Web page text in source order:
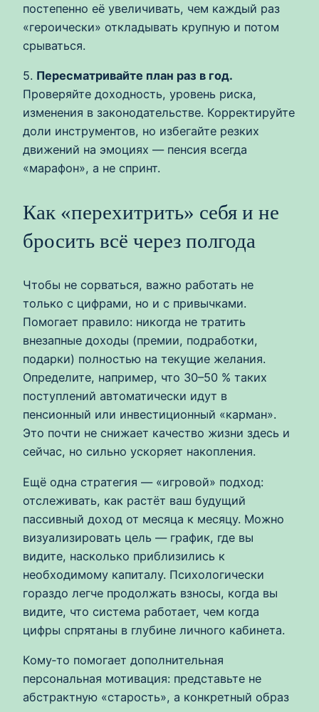
постепенно её увеличивать, чем каждый раз
«героически» откладывать крупную и потом
срываться.
5. Пересматривайте план раз в год.
Проверяйте доходность, уровень риска,
изменения в законодательстве. Корректируйте
доли инструментов, но избегайте резких
движений на эмоциях — пенсия всегда
«марафон», а не спринт.
Как «перехитрить» себя и не
бросить всё через полгода
Чтобы не сорваться, важно работать не
только с цифрами, но и с привычками.
Помогает правило: никогда не тратить
внезапные доходы (премии, подработки,
подарки) полностью на текущие желания.
Определите, например, что 30–50 % таких
поступлений автоматически идут в
пенсионный или инвестиционный «карман».
Это почти не снижает качество жизни здесь и
сейчас, но сильно ускоряет накопления.
Ещё одна стратегия — «игровой» подход:
отслеживать, как растёт ваш будущий
пассивный доход от месяца к месяцу. Можно
визуализировать цель — график, где вы
видите, насколько приблизились к
необходимому капиталу. Психологически
гораздо легче продолжать взносы, когда вы
видите, что система работает, чем когда
цифры спрятаны в глубине личного кабинета.
Кому‑то помогает дополнительная
персональная мотивация: представьте не
абстрактную «старость», а конкретный образ